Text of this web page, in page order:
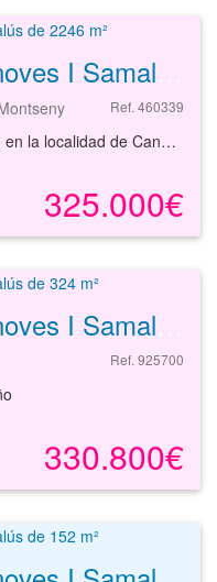
Ref. 460339
Suelo Urbano no consolidado situado en la localidad de Canoves, en la provincia de Barcelona. Cuenta con una superficie de 2.246 m², permitiendo una edificabilidad de 1349 m². Cercano a la iglesia de Sant Muç de Cànoves. En sus inmediaciones dispone de todo tipo de comercios y servicios necesarios, como restaurantes, bancos, farmacias, equipamiento escolar, deportivo y sanitario, gasolineras y comercios para servicios básicos. El activo está bien comunicado con el resto de la ciudad, cuenta con autobuses con líneas regulares (522) y paradas próximas al solar, también por su ubicación se encuentra situado junto a la carretera BP-5107 entre otras. Podrá conocer las posibilidades reales de estos solares y valorar sus posibilidades de inversión. Empiece ahora mismo pidiendo más información. Un responsable cercano a usted le atenderá personalmente.
325.000€
Ref. 925700
330.800€